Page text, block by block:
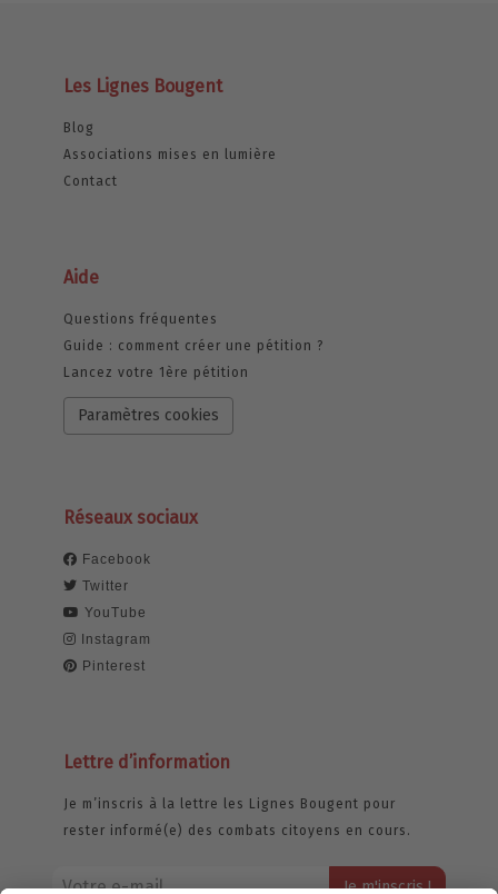
Les Lignes Bougent
Blog
Associations mises en lumière
Contact
Aide
Questions fréquentes
Guide : comment créer une pétition ?
Lancez votre 1ère pétition
Paramètres cookies
Réseaux sociaux
Facebook
Twitter
YouTube
Instagram
Pinterest
Lettre d’information
Je m’inscris à la lettre les Lignes Bougent pour
rester informé(e) des combats citoyens en cours.